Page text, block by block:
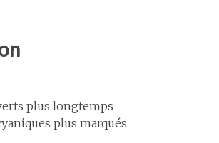
plus longtemps
plus marqués